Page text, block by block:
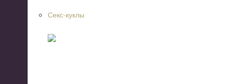
Секс-куклы